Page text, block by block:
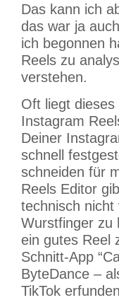
Das kann ich
das war ja
ich begonnen
Reels zu
verstehen.
Oft liegt dieses
Instagram
Deiner
schnell
schneiden für
Reels Editor
technisch nicht
Wurstfinger zu
ein gutes Reel
Schnitt-App
ByteDance –
TikTok